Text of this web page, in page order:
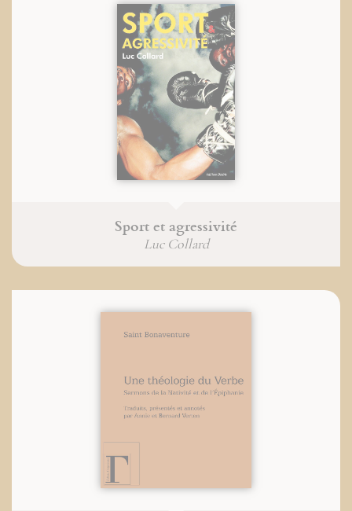
Sport et agressivité
Luc Collard